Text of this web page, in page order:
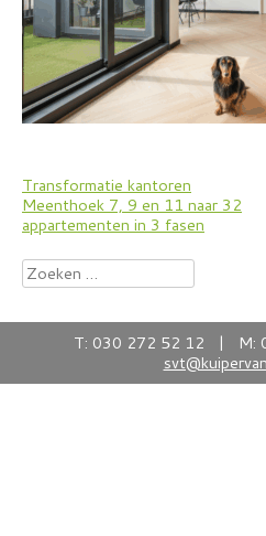
Bericht
navigatie
Transformatie kantoren
Meenthoek 7, 9 en 11 naar 32
appartementen in 3 fasen
Zoeken
naar:
T: 030 272 52 12 | M: